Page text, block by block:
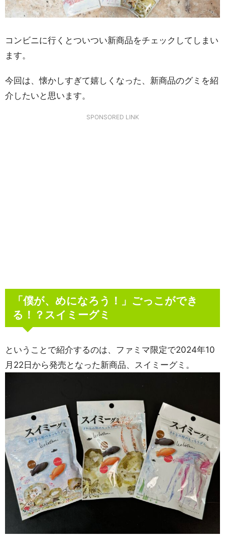
コンビニに行くとついつい新商品をチェックしてしまい
ます。
今回は、懐かしすぎて嬉しくなった、新商品のグミを紹
介したいと思います。
SPONSORED LINK
「僕が、めになろう！」ごっこができ
る！？スイミーグミ
ということで紹介するのは、ファミマ限定で2024年10
月22日から発売となった新商品、スイミーグミ。